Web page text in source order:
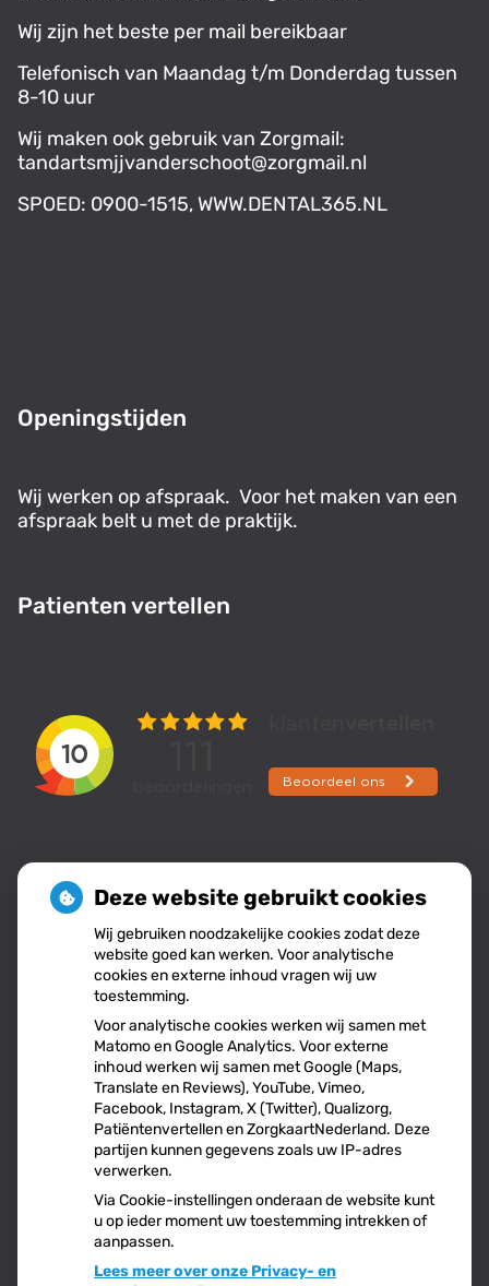
Wij zijn het beste per mail bereikbaar
Telefonisch van Maandag t/m Donderdag tussen
8-10 uur
Wij maken ook gebruik van Zorgmail:
tandartsmjjvanderschoot@zorgmail.nl
SPOED: 0900-1515, WWW.DENTAL365.NL
Openingstijden
Wij werken op afspraak. Voor het maken van een
afspraak belt u met de praktijk.
Patienten vertellen
Nieuws
Let op: valse Infomedics-mails over openstaande
rekening
Tanden bleken? Laat het veilig doen!
Gezond tandvlees: de basis voor een gezonde mond
Naar de tandarts in het buitenland? Wees op je
(Mond)zorgkosten gemaakt in 2025? Check of die
aftrekbaar zijn
Deze website gebruikt cookies
Wij gebruiken noodzakelijke cookies zodat deze
website goed kan werken. Voor analytische
cookies en externe inhoud vragen wij uw
toestemming.
Voor analytische cookies werken wij samen met
Matomo en Google Analytics. Voor externe
inhoud werken wij samen met Google (Maps,
Translate en Reviews), YouTube, Vimeo,
Facebook, Instagram, X (Twitter), Qualizorg,
Patiëntenvertellen en ZorgkaartNederland. Deze
partijen kunnen gegevens zoals uw IP-adres
verwerken.
Via Cookie-instellingen onderaan de website kunt
u op ieder moment uw toestemming intrekken of
aanpassen.
Lees meer over onze Privacy- en